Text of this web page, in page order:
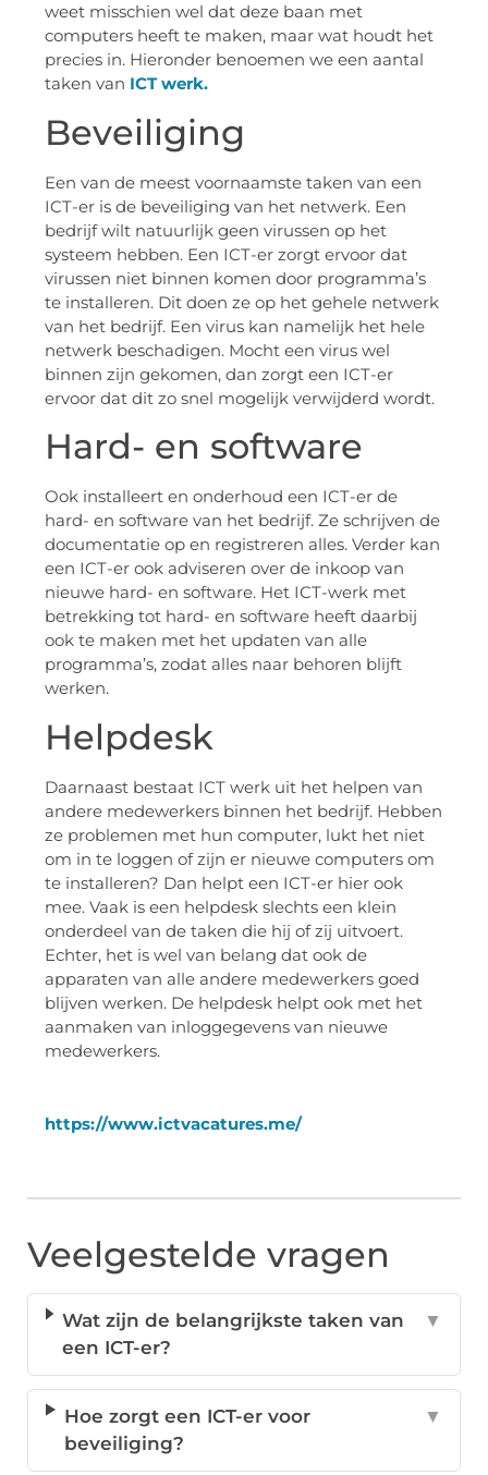
weet misschien wel dat deze baan met
computers heeft te maken, maar wat houdt het
precies in. Hieronder benoemen we een aantal
taken van ICT werk.
Beveiliging
Een van de meest voornaamste taken van een
ICT-er is de beveiliging van het netwerk. Een
bedrijf wilt natuurlijk geen virussen op het
systeem hebben. Een ICT-er zorgt ervoor dat
virussen niet binnen komen door programma’s
te installeren. Dit doen ze op het gehele netwerk
van het bedrijf. Een virus kan namelijk het hele
netwerk beschadigen. Mocht een virus wel
binnen zijn gekomen, dan zorgt een ICT-er
ervoor dat dit zo snel mogelijk verwijderd wordt.
Hard- en software
Ook installeert en onderhoud een ICT-er de
hard- en software van het bedrijf. Ze schrijven de
documentatie op en registreren alles. Verder kan
een ICT-er ook adviseren over de inkoop van
nieuwe hard- en software. Het ICT-werk met
betrekking tot hard- en software heeft daarbij
ook te maken met het updaten van alle
programma’s, zodat alles naar behoren blijft
werken.
Helpdesk
Daarnaast bestaat ICT werk uit het helpen van
andere medewerkers binnen het bedrijf. Hebben
ze problemen met hun computer, lukt het niet
om in te loggen of zijn er nieuwe computers om
te installeren? Dan helpt een ICT-er hier ook
mee. Vaak is een helpdesk slechts een klein
onderdeel van de taken die hij of zij uitvoert.
Echter, het is wel van belang dat ook de
apparaten van alle andere medewerkers goed
blijven werken. De helpdesk helpt ook met het
aanmaken van inloggegevens van nieuwe
medewerkers.
https://www.ictvacatures.me/
Veelgestelde vragen
Wat zijn de belangrijkste taken van
een ICT-er?
▼
Hoe zorgt een ICT-er voor
beveiliging?
▼